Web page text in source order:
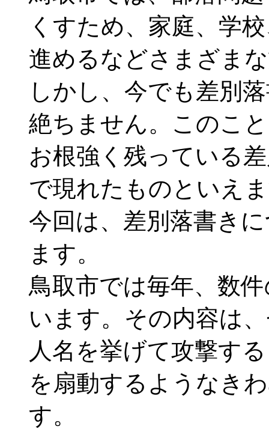
くすため、家庭、学
進めるなどさまざま
しかし、今でも差別
絶ちません。このこ
お根強く残っている
で現れたものといえ
今回は、差別落書き
ます。
鳥取市では毎年、数
います。その内容は
人名を挙げて攻撃す
を扇動するようなき
す。